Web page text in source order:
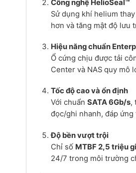
Công nghệ HelioSeal™
Sử dụng khí helium
hơn và tăng mật độ lưu
Hiệu năng chuẩn
Ổ cứng chịu được tải
Center và NAS quy mô
Tốc độ cao và ổn định
Với chuẩnSATA 6Gb/s,
đọc/ghi nhanh, đáp
Độ bền vượt trội
Chỉ số MTBF 2,5 triệu
24/7 trong môi trường